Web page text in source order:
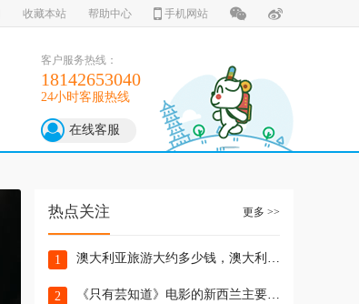
收藏本站 帮助中心 手机网站
客户服务热线：
18142653040
24小时客服热线
在线客服
热点关注 更多 >>
1 澳大利亚旅游大约多少钱，澳大利亚好玩的地方？
2 《只有芸知道》电影的新西兰主要场景拍摄地！